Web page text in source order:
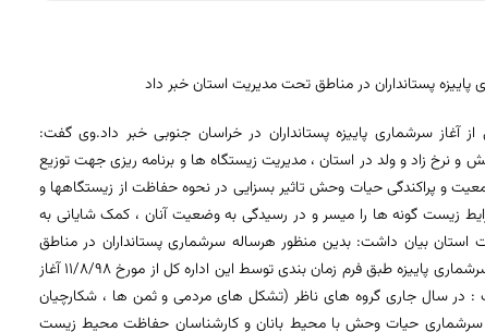
پستانداران در مناطق تحت مدیریت استان خبر داد
سرشماری پاییزه پستانداران در خراسان جنوبی خبر داد.وی گفت:
نرخ زاد و ولد در استان ، مدیریت زیستگاه ها و برنامه ریزی جهت توزیع
و پراکندگی حیات وحش تاثیر بسزایی در نحوه حفاظت از زیستگاهها و
زیست گونه ها را میسر و در رسیدگی به وضعیت آنان ، کمک شایانی به
بیان داشت: بدین منظور هرساله سرشماری پستانداران در مناطق
تحت مدیریت حفاظت محیط زیست استان انجام میگیرد و سرشماری پاییزه طبق فرم زمان بندی توسط این اداره کل از مورخ 11/8/98 آغاز
: در سال جاری گروه های ناظر (تشکل های مردمی و ثمن ها ، شکارچیان
سرشماری حیات وحش با محیط بانان و کارشناسان حفاظت محیط زیست